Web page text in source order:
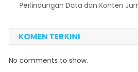
Perlindungan Data dan Konten
KOMEN TERKINI
No comments to show.